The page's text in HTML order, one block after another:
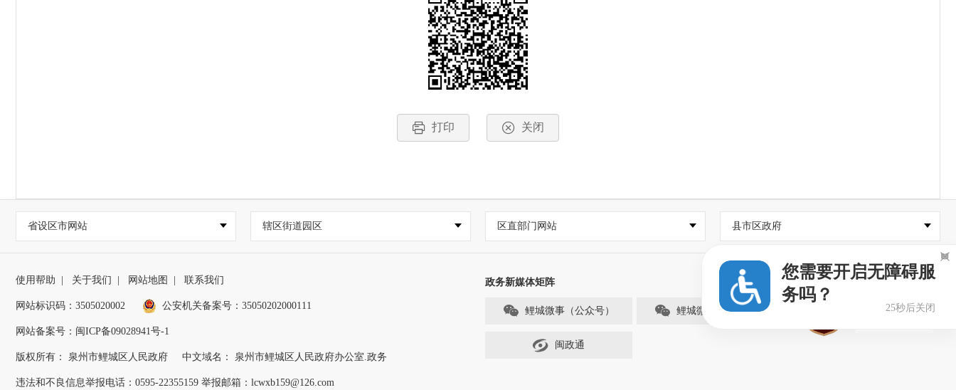
打印 关闭
省设区市网站 辖区街道园区 区直部门网站 县市区政府
使用帮助 | 关于我们 | 网站地图 | 联系我们
网站标识码：3505020002 公安机关备案号：35050202000111
网站备案号：闽ICP备09028941号-1
版权所有： 泉州市鲤城区人民政府 中文域名： 泉州市鲤城区人民政府办公室.政务
违法和不良信息举报电话：0595-22355159 举报邮箱：lcwxb159@126.com
政务新媒体矩阵
鲤城微事（公众号） 鲤城微事（视频号）
闽政通
您需要开启无障碍服
务吗？
25秒后关闭
